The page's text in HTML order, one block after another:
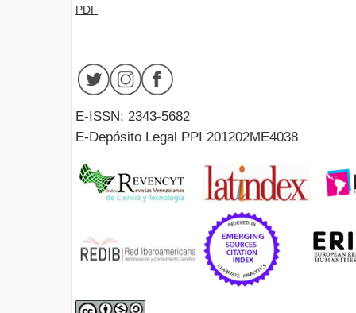
PDF
E-ISSN: 2343-5682
E-Depósito Legal PPI 201202ME4038